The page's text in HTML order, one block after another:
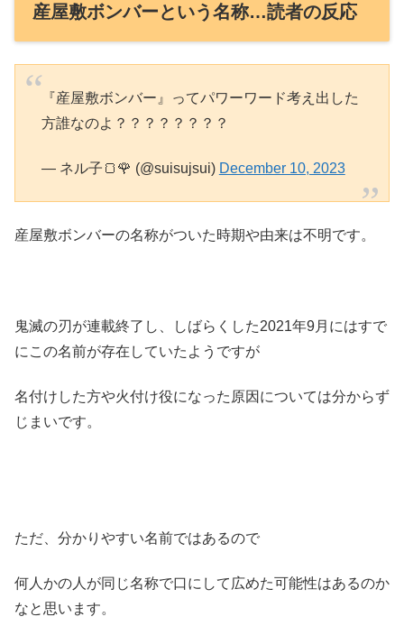
産屋敷ボンバーという名称…読者の反応
『産屋敷ボンバー』ってパワーワード考え出した
方誰なのよ？？？？？？？？
— ネル子🍞🌹 (@suisujsui) December 10, 2023
産屋敷ボンバーの名称がついた時期や由来は不明です。
鬼滅の刃が連載終了し、しばらくした2021年9月にはすで
にこの名前が存在していたようですが
名付けした方や火付け役になった原因については分からず
じまいです。
ただ、分かりやすい名前ではあるので
何人かの人が同じ名称で口にして広めた可能性はあるのか
なと思います。